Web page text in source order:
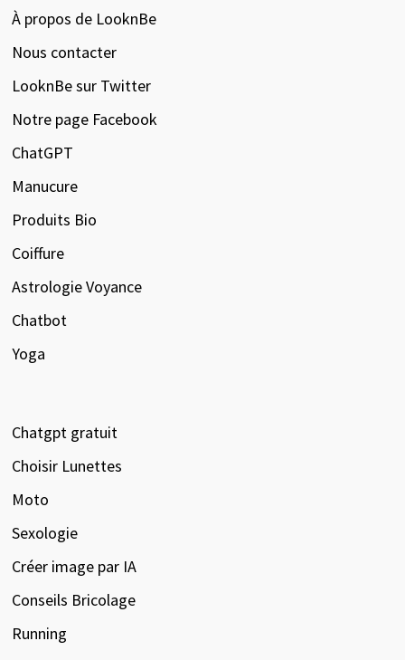
À propos de LooknBe
Nous contacter
LooknBe sur Twitter
Notre page Facebook
ChatGPT
Manucure
Produits Bio
Coiffure
Astrologie Voyance
Chatbot
Yoga
Chatgpt gratuit
Choisir Lunettes
Moto
Sexologie
Créer image par IA
Conseils Bricolage
Running